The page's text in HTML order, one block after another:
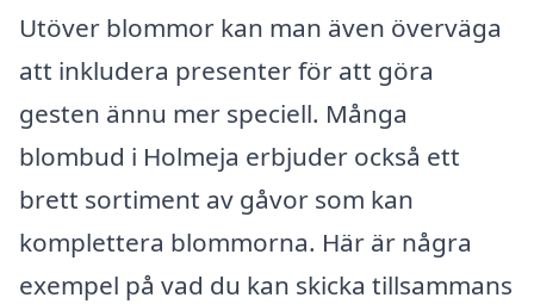
Utöver blommor kan man även överväga
att inkludera presenter för att göra
gesten ännu mer speciell. Många
blombud i Holmeja erbjuder också ett
brett sortiment av gåvor som kan
komplettera blommorna. Här är några
exempel på vad du kan skicka tillsammans